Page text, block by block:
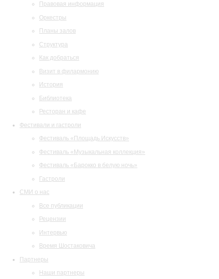
Правовая информация
Оркестры
Планы залов
Структура
Как добраться
Визит в филармонию
История
Библиотека
Ресторан и кафе
Фестивали и гастроли
Фестиваль «Площадь Искусств»
Фестиваль «Музыкальная коллекция»
Фестиваль «Барокко в белую ночь»
Гастроли
СМИ о нас
Все публикации
Рецензии
Интервью
Время Шостаковича
Партнеры
Наши партнеры